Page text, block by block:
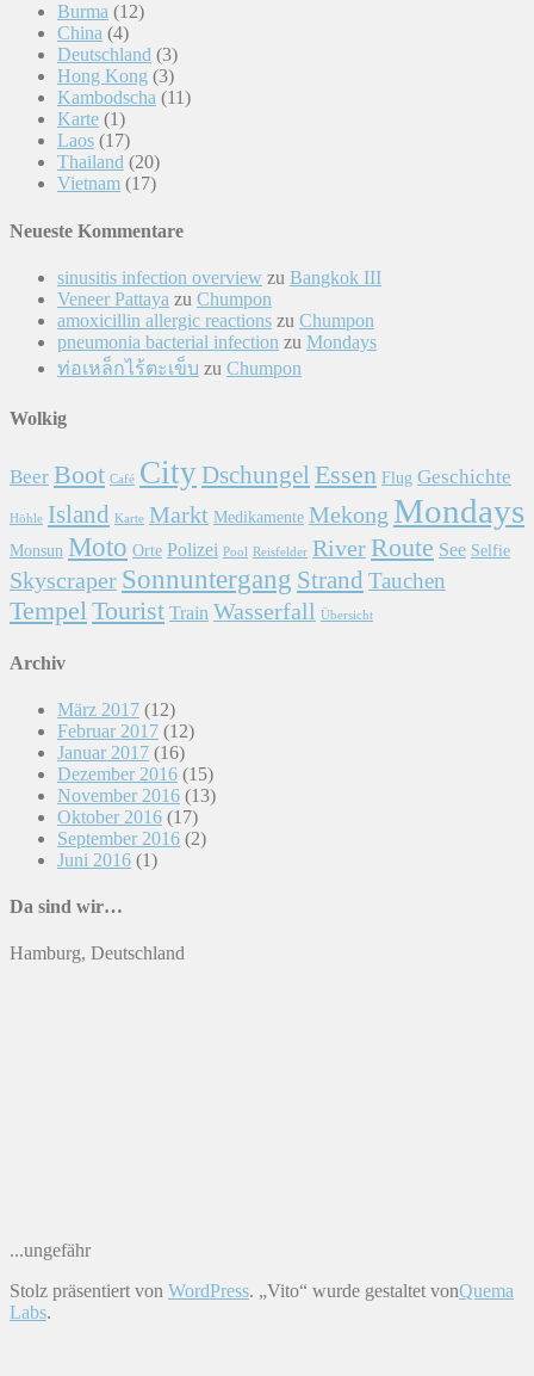
Burma (12)
China (4)
Deutschland (3)
Hong Kong (3)
Kambodscha (11)
Karte (1)
Laos (17)
Thailand (20)
Vietnam (17)
Neueste Kommentare
sinusitis infection overview zu Bangkok III
Veneer Pattaya zu Chumpon
amoxicillin allergic reactions zu Chumpon
pneumonia bacterial infection zu Mondays
ท่อเหล็กไร้ตะเข็บ zu Chumpon
Wolkig
Beer Boot Café CityDschungel Essen Flug Geschichte
Höhle Island Karte Markt Medikamente Mekong Mondays
Monsun Moto Orte Polizei Pool Reisfelder RiverRoute See Selfie
Skyscraper Sonnuntergang Strand Tauchen
TempelTourist Train Wasserfall Übersicht
Archiv
März 2017 (12)
Februar 2017 (12)
Januar 2017 (16)
Dezember 2016 (15)
November 2016 (13)
Oktober 2016 (17)
September 2016 (2)
Juni 2016 (1)
Da sind wir…
Hamburg, Deutschland
...ungefähr
Stolz präsentiert von WordPress. „Vito“ wurde gestaltet vonQuema
Labs.